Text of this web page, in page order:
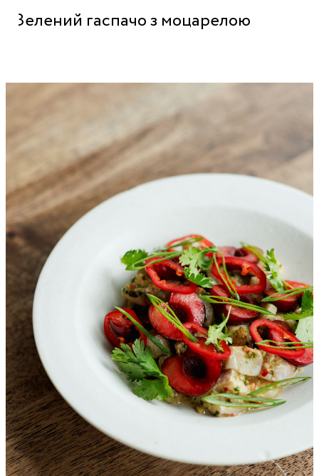
Зелений гаспачо з моцарелою